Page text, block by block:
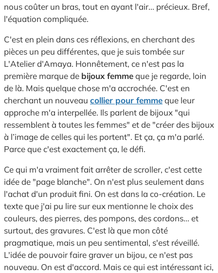
nous coûter un bras, tout en ayant l'air... précieux. Bref,
l'équation compliquée.
C'est en plein dans ces réflexions, en cherchant des
pièces un peu différentes, que je suis tombée sur
L'Atelier d'Amaya. Honnêtement, ce n'est pas la
première marque de bijoux femmeque je regarde, loin
de là. Mais quelque chose m'a accrochée. C'est en
cherchant un nouveau collier pour femmeque leur
approche m'a interpellée. Ils parlent de bijoux "qui
ressemblent à toutes les femmes" et de "créer des bijoux
à l’image de celles qui les portent". Et ça, ça m'a parlé.
Parce que c'est exactement ça, le défi.
Ce qui m'a vraiment fait arrêter de scroller, c'est cette
idée de "page blanche". On n'est plus seulement dans
l'achat d'un produit fini. On est dans la co-création. Le
texte que j'ai pu lire sur eux mentionne le choix des
couleurs, des pierres, des pompons, des cordons... et
surtout, des gravures. C'est là que mon côté
pragmatique, mais un peu sentimental, s'est réveillé.
L'idée de pouvoir faire graver un bijou, ce n'est pas
nouveau. On est d'accord. Mais ce qui est intéressant ici,